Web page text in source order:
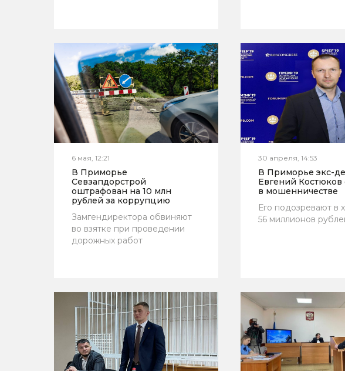
6 мая, 12:21
В Приморье
Севзапдорстрой
оштрафован на 10 млн
рублей за коррупцию
Замгендиректора обвиняют
во взятке при проведении
дорожных работ
30 апреля, 14:53
В Приморье экс-
Евгений Костюков
в мошенничестве
Его подозревают в
56 миллионов